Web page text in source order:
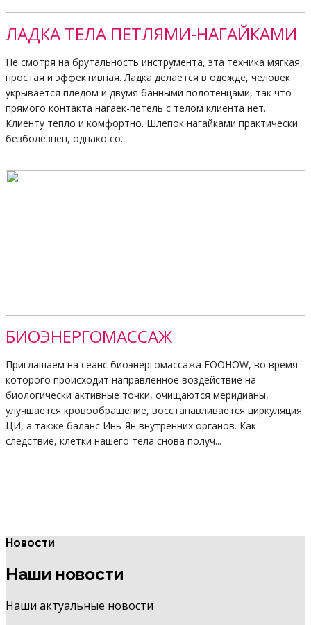
ЛАДКА ТЕЛА ПЕТЛЯМИ-НАГАЙКАМИ
Не смотря на брутальность инструмента, эта техника мягкая,
простая и эффективная. Ладка делается в одежде, человек
укрывается пледом и двумя банными полотенцами, так что
прямого контакта нагаек-петель с телом клиента нет.
Клиенту тепло и комфортно. Шлепок нагайками практически
безболезнен, однако со...
БИОЭНЕРГОМАССАЖ
Приглашаем на сеанс биоэнергомассажа FOOHOW, во время
которого происходит направленное воздействие на
биологически активные точки, очищаются меридианы,
улучшается кровообращение, восстанавливается циркуляция
ЦИ, а также баланс Инь-Ян внутренних органов. Как
следствие, клетки нашего тела снова получ...
Новости
Наши новости
Наши актуальные новости